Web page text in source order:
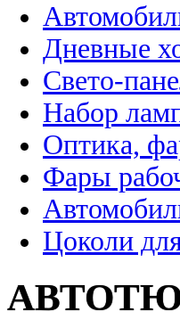
Дневные
Свето-
Набор
Оптика,
Фары
Цоколи